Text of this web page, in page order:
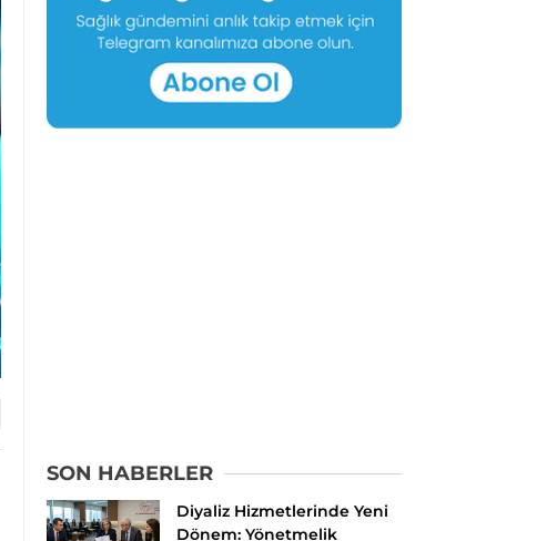
SON HABERLER
Diyaliz Hizmetlerinde Yeni
Dönem: Yönetmelik